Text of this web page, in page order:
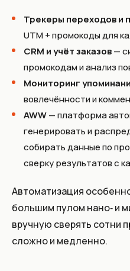
Трекеры переходов и
UTM + промокоды для
CRM и учёт заказов—
промокодам и анализ
Мониторинг
вовлечённости и
AWW— платформа
генерировать и
собирать данные по
сверку результатов с
Автоматизация
большим пулом нано‑ и
вручную сверять сотни
сложно и медленно.